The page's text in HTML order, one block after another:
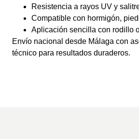
Resistencia a rayos UV y
Compatible con hormigón,
Aplicación sencilla con rodillo
Envío nacional desde Málaga con
técnico para resultados duraderos.